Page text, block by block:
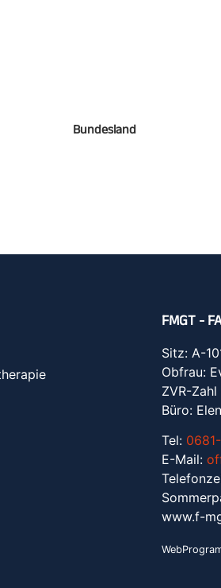
Bundesland
FMGT -
Sitz: A-
Obfrau:
ZVR-
Büro:
Tel:
E-Mail:
www.f-